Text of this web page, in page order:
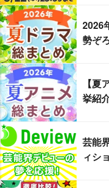
2026
勢ぞ
【
挙紹
芸能
ィシ